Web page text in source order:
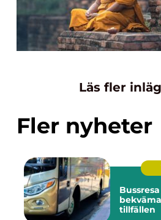
Läs fler
Fler nyheter
tillfällen